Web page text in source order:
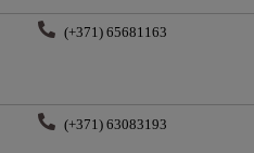
(+371) 65681163
(+371) 63083193